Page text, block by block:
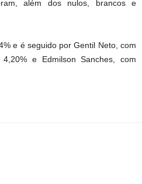
além dos nulos, brancos e
e é seguido por Gentil Neto, com
e Edmilson Sanches, com